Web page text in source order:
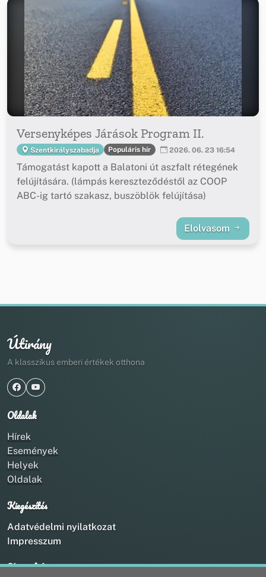
Versenyképes Járások Program II.
Szentkirályszabadja Populáris hír 2026. 06. 23 16:54
Támogatást kapott a Balatoni út aszfalt rétegének
felújítására. (lámpás kereszteződéstől az COOP
ABC-ig tartó szakasz, buszöblök felújítása)
Elolvasom
Útirány
A klasszikus emberi értékek otthona
Oldalak
Hírek
Események
Helyek
Oldalak
Kiegészítés
Adatvédelmi nyilatkozat
Impresszum
Kapcsolat